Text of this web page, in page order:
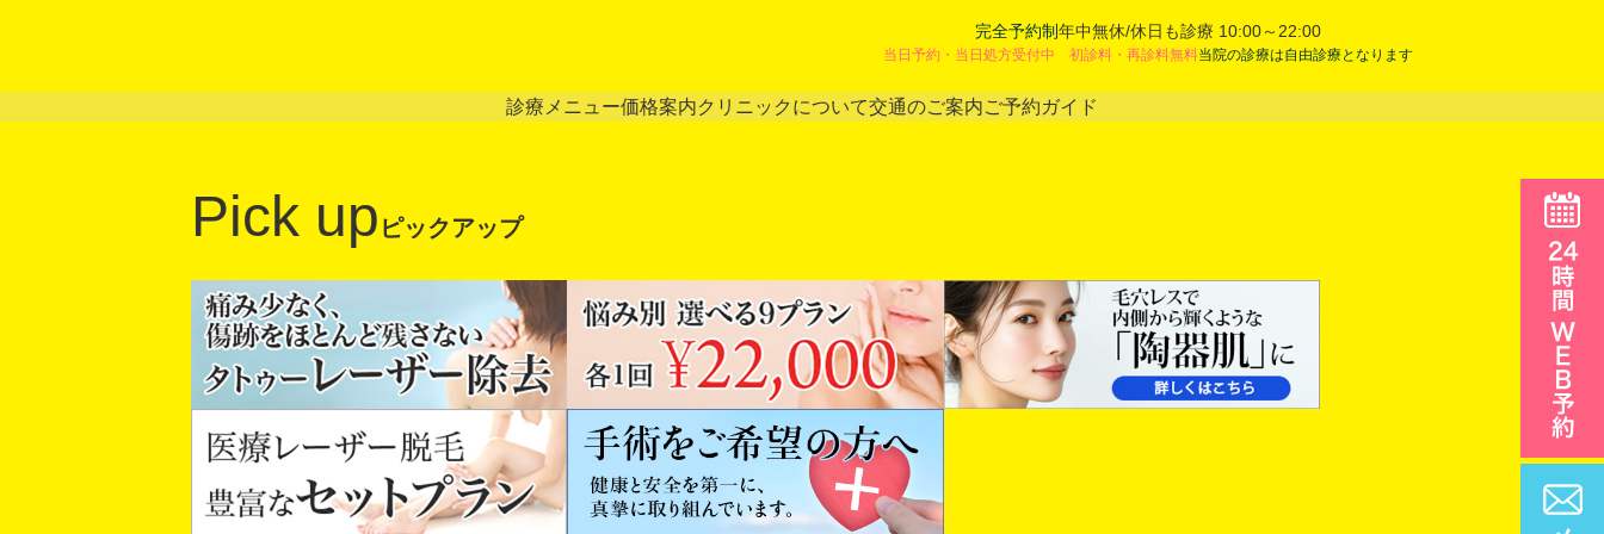
完全予約制年中無休/休日も診療 10:00～22:00
当日予約・当日処方受付中 初診料・再診料無料当院の診療は自由診療となります
診療メニュー価格案内クリニックについて交通のご案内ご予約ガイド
Pick up ピックアップ